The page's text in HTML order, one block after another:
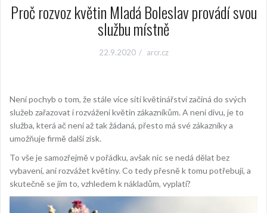
Proč rozvoz květin Mladá Boleslav provádí svou
službu místně
22.9.2020 arcr.cz
Není pochyb o tom, že stále více sítí květinářství začíná do svých
služeb zařazovat i rozvážení květin zákazníkům. A není divu, je to
služba, která ač není až tak žádaná, přesto má své zákazníky a
umožňuje firmě další zisk.
To vše je samozřejmě v pořádku, avšak nic se nedá dělat bez
vybavení, ani rozvážet květiny. Co tedy přesně k tomu potřebují, a
skutečně se jim to, vzhledem k nákladům, vyplatí?